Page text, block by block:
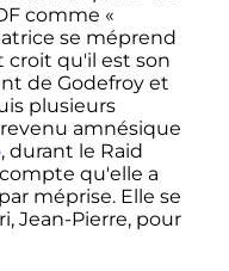
comme «
se méprend
croit qu'il est son
de Godefroy et
plusieurs
amnésique
, durant le Raid
qu'elle a
méprise. Elle se
Jean-Pierre, pour